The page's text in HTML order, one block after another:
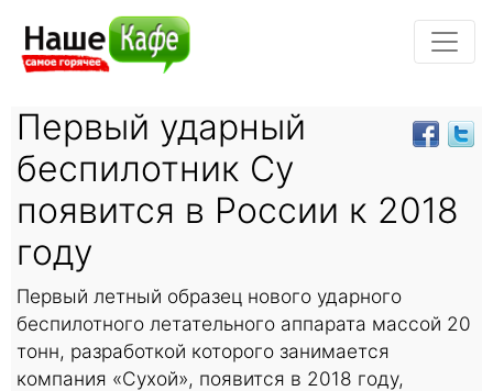
Первый ударный
беспилотник Су
появится в России к 2018
году
Первый летный образец нового ударного
беспилотного летательного аппарата массой 20
тонн, разработкой которого занимается
компания «Сухой», появится в 2018 году,